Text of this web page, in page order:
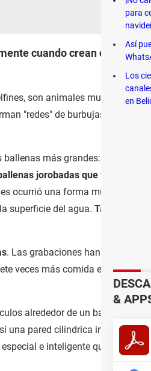
cuando crean círculos
son animales muy
"redes" de burbujas de aire.
más grandes: los adultos
jorobadas que viven
ocurrió una forma muy creativa
superficie del agua. También
. Las grabaciones han
veces más comida en una
alrededor de un banco de
pared cilíndrica imaginaria
e inteligente que les
para
Así
Los
en
&